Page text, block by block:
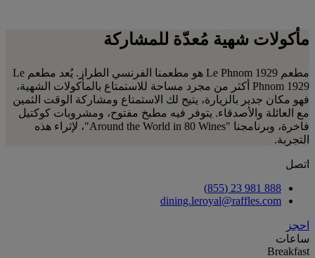
مأكولات شهية مُعدّة للمشاركة
مطعم Le Phnom 1929 هو مطعمنا الفرنسي الطراز. يُعد مطعم Le
Phnom 1929 أكثر من مجرد مساحة للاستمتاع بالمأكولات الشهية،
فهو مكان جدير بالزيارة، يتيح لك الاستمتاع ومشاركة الوقت الثمين
مع العائلة والأصدقاء. يتوفر فيه مطبخ مفتوح، ومشروبات كوكتيل
فاخرة، وبرنامجنا "Around the World in 80 Wines"، لإثراء هذه
التجربة.
اتصل
888 981 23 (855)
dining.leroyal@raffles.com
احجز
ساعات
Breakfast